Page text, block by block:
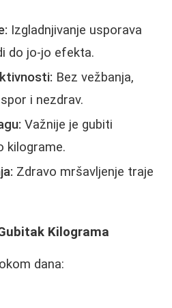
Izgladnjivanje usporava
do jo-jo efekta.
Bez vežbanja,
i nezdrav.
Važnije je gubiti
kilograme.
Zdravo mršavljenje traje
Kilograma
dana: